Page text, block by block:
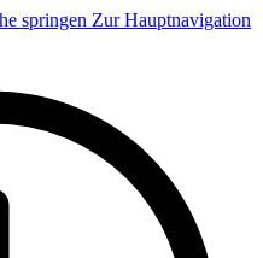
springen Zur Hauptnavigation